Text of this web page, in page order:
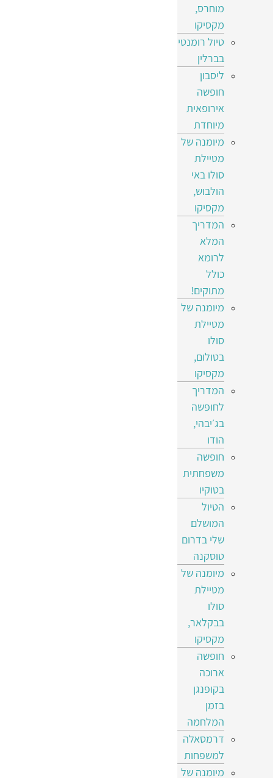
מוחרס,
מקסיקו
טיול רומנטי
בברלין
ליסבון
חופשה
אירופאית
מיוחדת
מיומנה של
מטיילת
סולו באי
הולבוש,
מקסיקו
המדריך
המלא
לרומא
כולל
מתוקים!
מיומנה של
מטיילת
סולו
בטולום,
מקסיקו
המדריך
לחופשה
בג׳יבהי,
הודו
חופשה
משפחתית
בטוקיו
הטיול
המושלם
שלי בדרום
טוסקנה
מיומנה של
מטיילת
סולו
בבקלאר,
מקסיקו
חופשה
ארוכה
בקופנגן
בזמן
המלחמה
דרמסאלה
למשפחות
מיומנה של